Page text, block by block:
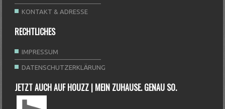
KONTAKT & ADRESSE
RECHTLICHES
IMPRESSUM
DATENSCHUTZERKLÄRUNG
JETZT AUCH AUF HOUZZ | MEIN ZUHAUSE. GENAU SO.